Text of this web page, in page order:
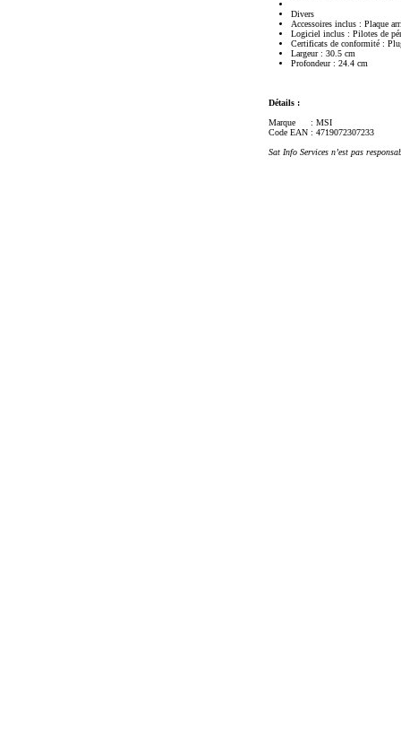
Divers
Accessoires inclus : Plaque
Logiciel inclus : Pilotes de
Certificats de conformité :
Largeur : 30.5 cm
Profondeur : 24.4 cm
Détails :
Marque
: MSI
Code EAN : 4719072307233
Sat Info Services n’est pas